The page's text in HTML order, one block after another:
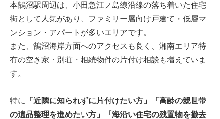
本鵠沼駅周辺は、小田急江ノ島線沿線の落ち着いた住宅
街として人気があり、ファミリー層向け戸建て・低層マ
ンション・アパートが多いエリアです。
また、鵠沼海岸方面へのアクセスも良く、湘南エリア特
有の空き家・別荘・相続物件の片付け相談も増えていま
す。
特に
「近隣に知られずに片付けたい方」「高齢の親世帯
の遺品整理を進めたい方」「海沿い住宅の残置物を撤去